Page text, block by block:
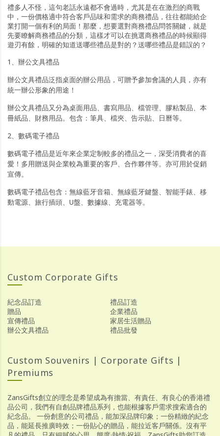
禮多人不怪，這句老話永遠都不會過時，尤其是在在激烈的商戰
中，一份價格適中符合客戶品味和需求的商務禮品，往往都能給企
業打開一個有利的局面！那麼，想要選對商務禮品問答關鍵，就是
先要瞭解商務禮品的分類，這樣才可以在挑選商務禮品的時候顯得
遊刃有餘，明確的知道送哪些禮品是對的？送哪些禮品是錯誤的？
1、辦公文具禮品
辦公文具禮品泛指桌面的辦公用品，可贈予參加會議的人員，亦有
統一辦公形象的用途！
辦公文具禮品又分為桌面用品、書寫用品、檔管理、膠粘製品、本
冊紙品、財務用品。包含：筆具、檔夾、告示貼、日曆等。
2、數碼電子禮品
數碼電子禮品是近年來企業定制較多的禮品之一，深受消費者的喜
愛！多用贈送與企業較為重要的客戶、合作夥伴等。亦可用於促銷
宣傳。
數碼電子禮品包含：無線藍牙音箱、無線藍牙鍵盤、智能手錶、移
動電源、旅行插頭、U盤、數據線、充電器等。
Custom Corporate Gifts
紀念品訂造
禮品訂造
贈品
企業禮品
宣傳禮品
家居生活贈品
辦公文具禮品
禮品批發
Custom Souvenirs | Corporate Gifts |
Premiums
ZansGifts創立的理念是希望成為有擔當、有責任、有良心的香港禮
品公司，我們有自創品牌禮品系列，也能根據客戶需求搜索適合的
紀念品。 一份創意的公司禮品，能加深品牌印象；一份精緻的紀念
品，能延長推廣時效；一份貼心的贈品，能拉近客戶關係。沒有平